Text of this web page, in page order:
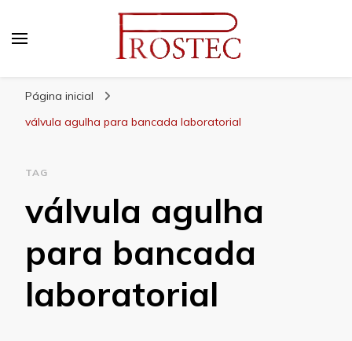
Página inicial
válvula agulha para bancada laboratorial
TAG
válvula agulha
para bancada
laboratorial